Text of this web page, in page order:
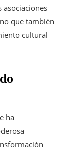
asociaciones
que también
cultural
ha